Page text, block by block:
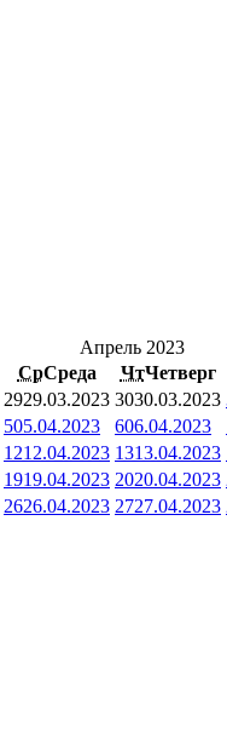
Апрель 2023
СрСреда ЧтЧетверг
2929.03.2023 3030.03.2023
505.04.2023 606.04.2023
1212.04.2023 1313.04.2023
1919.04.2023 2020.04.2023
2626.04.2023 2727.04.2023